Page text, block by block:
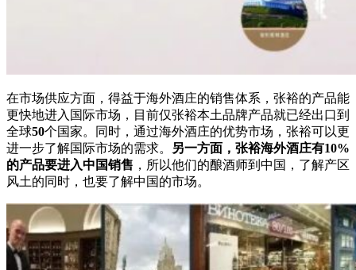
在市场供应方面，得益于海外酒庄的销售体系，张裕的产品能
更快地进入国际市场，目前仅张裕本土品牌产品就已经出口到
全球50个国家。同时，通过海外酒庄的优势市场，张裕可以更
进一步了解国际市场的需求。
另一方面，张裕海外酒庄有10%
的产品要进入中国销售 ，所以他们的酿酒师到中国，了解产区
风土的同时，也要了解中国的市场。